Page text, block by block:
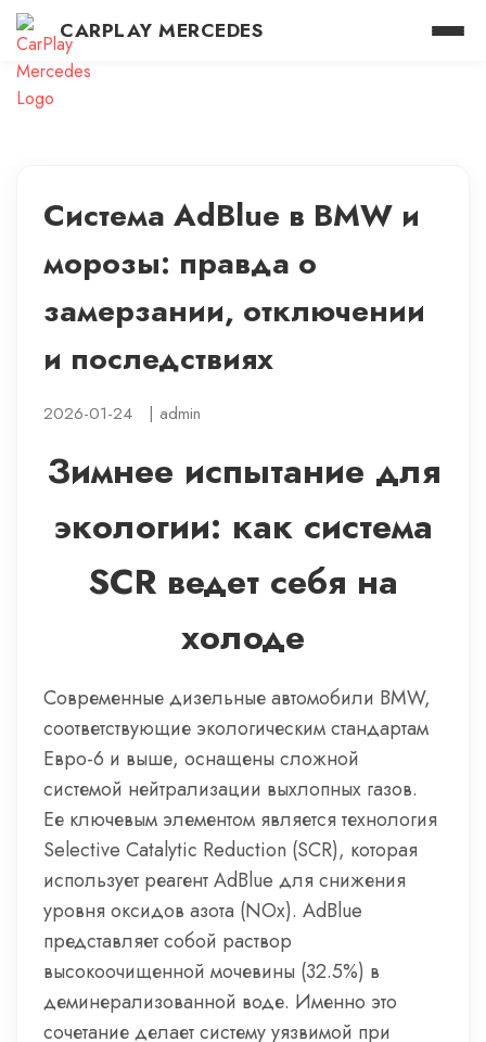
CARPLAY MERCEDES
Система AdBlue в BMW и
морозы: правда о
замерзании, отключении
и последствиях
2026-01-24 | admin
Зимнее испытание для
экологии: как система
SCR ведет себя на
холоде
Современные дизельные автомобили BMW,
соответствующие экологическим стандартам
Евро-6 и выше, оснащены сложной
системой нейтрализации выхлопных газов.
Ее ключевым элементом является технология
Selective Catalytic Reduction (SCR), которая
использует реагент AdBlue для снижения
уровня оксидов азота (NOx). AdBlue
представляет собой раствор
высокоочищенной мочевины (32.5%) в
деминерализованной воде. Именно это
сочетание делает систему уязвимой при